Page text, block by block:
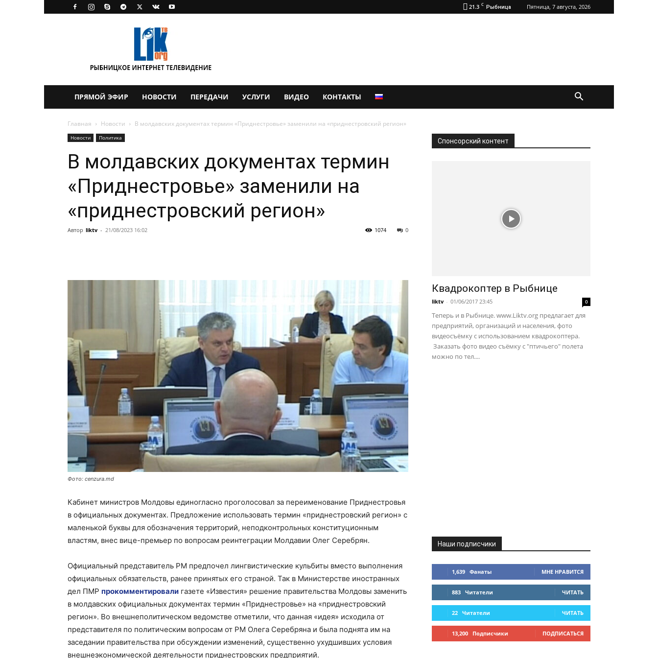
21.3 C Рыбница Пятница, 7 августа, 2026
ПРЯМОЙ ЭФИР НОВОСТИ ПЕРЕДАЧИ УСЛУГИ ВИДЕО КОНТАКТЫ
Главная Новости В молдавских документах термин «Приднестровье» заменили на «приднестровский регион»
Новости Политика
В молдавских документах термин
«Приднестровье» заменили на
«приднестровский регион»
Автор liktv - 21/08/2023 16:02 0
1074
Фото: cenzura.md
Кабинет министров Молдовы единогласно проголосовал за переименование Приднестровья
в официальных документах. Предложение использовать термин «приднестровский регион» с
маленькой буквы для обозначения территорий, неподконтрольных конституционным
властям, внес вице-премьер по вопросам реинтеграции Молдавии Олег Серебрян.
Официальный представитель РМ предпочел лингвистические кульбиты вместо выполнения
официальных обязательств, ранее принятых его страной. Так в Министерстве иностранных
дел ПМР прокомментировали газете «Известия» решение правительства Молдовы заменить
в молдавских официальных документах термин «Приднестровье» на «приднестровский
регион». Во внешнеполитическом ведомстве отметили, что данная «идея» исходила от
представителя по политическим вопросам от РМ Олега Серебряна и была поднята им на
заседании правительства при обсуждении изменений, существенно ухудшивших условия
внешнеэкономической деятельности приднестровских предприятий.
Спонсорский контент
Квадрокоптер в Рыбнице
liktv - 01/06/2017 23:45 0
Теперь и в Рыбнице. www.Liktv.org предлагает для
предприятий, организаций и населения, фото
видеосъёмку с использованием квадрокоптера.
Заказать фото видео съёмку с "птичьего" полета
можно по тел....
Наши подписчики
1,639 Фанаты МНЕ НРАВИТСЯ
883 Читатели ЧИТАТЬ
22 Читатели ЧИТАТЬ
13,200 Подписчики ПОДПИСАТЬСЯ